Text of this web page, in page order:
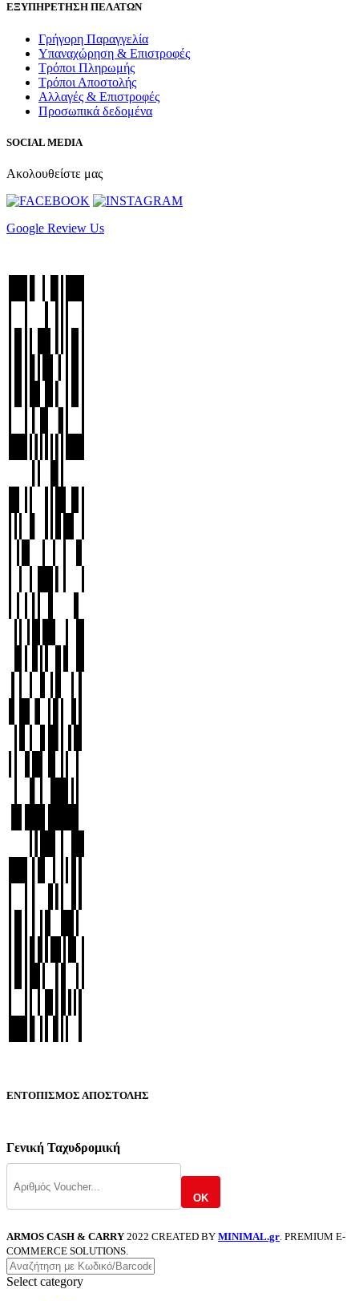
ΕΞΥΠΗΡΕΤΗΣΗ ΠΕΛΑΤΩΝ
Γρήγορη Παραγγελία
Υπαναχώρηση & Επιστροφές
Τρόποι Πληρωμής
Τρόποι Αποστολής
Αλλαγές & Επιστροφές
Προσωπικά δεδομένα
SOCIAL MEDIA
Ακολουθείστε μας
Google Review Us
ΕΝΤΟΠΙΣΜΟΣ ΑΠΟΣΤΟΛΗΣ
Γενική Ταχυδρομική
OK
ARMOS CASH & CARRY 2022 CREATED BY MINIMAL.gr. PREMIUM E-
COMMERCE SOLUTIONS.
Select category